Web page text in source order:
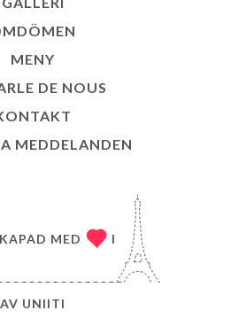
MENY
DE NOUS
MEDDELANDEN
MED I
AV UNIITI